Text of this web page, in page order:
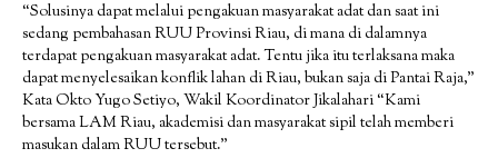
“Solusinya dapat melalui pengakuan masyarakat adat dan saat ini
sedang pembahasan RUU Provinsi Riau, di mana di dalamnya
terdapat pengakuan masyarakat adat. Tentu jika itu terlaksana maka
dapat menyelesaikan konflik lahan di Riau, bukan saja di Pantai Raja,”
Kata Okto Yugo Setiyo, Wakil Koordinator Jikalahari “Kami
bersama LAM Riau, akademisi dan masyarakat sipil telah memberi
masukan dalam RUU tersebut.”